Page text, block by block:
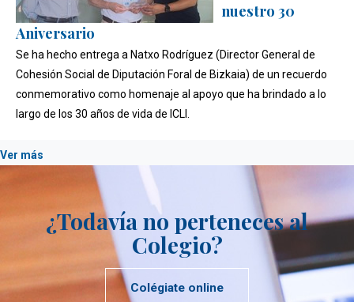
nuestro 30
Aniversario
Se ha hecho entrega a Natxo Rodríguez (Director General de
Cohesión Social de Diputación Foral de Bizkaia) de un recuerdo
conmemorativo como homenaje al apoyo que ha brindado a lo
largo de los 30 años de vida de ICLI.
Ver más
¿Todavía no perteneces al
Colegio?
Colégiate online